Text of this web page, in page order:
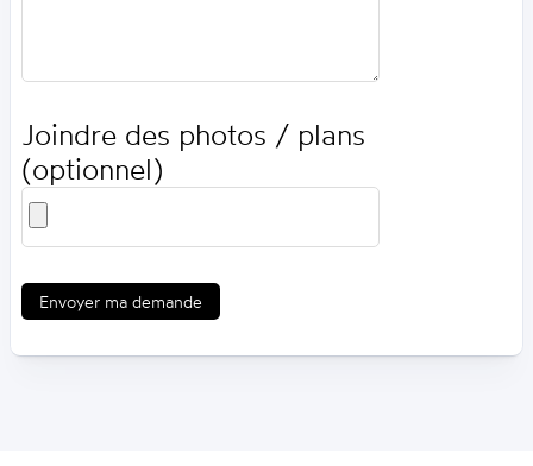
Joindre des photos / plans
(optionnel)
Envoyer ma demande